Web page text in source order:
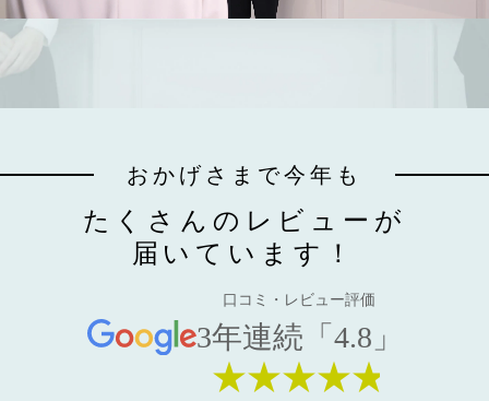
おかげさまで今年も
たくさんのレビューが
届いています！
口コミ・レビュー評価
3年連続「4.8」
★★★★★